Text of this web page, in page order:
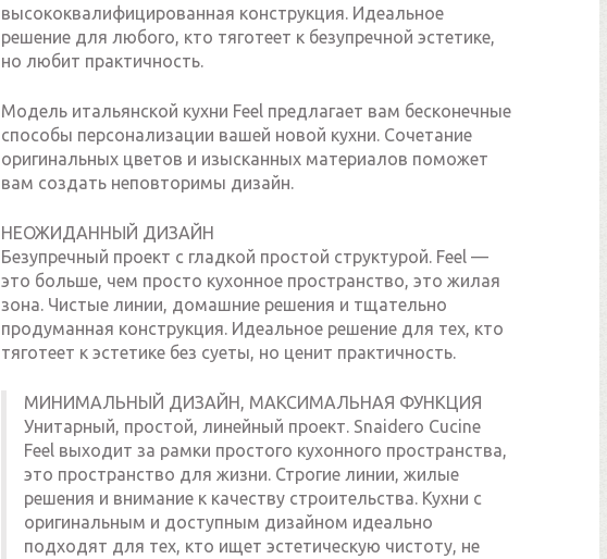
высококвалифицированная конструкция. Идеальное
решение для любого, кто тяготеет к безупречной эстетике,
но любит практичность.
Модель итальянской кухни Feel предлагает вам бесконечные
способы персонализации вашей новой кухни. Сочетание
оригинальных цветов и изысканных материалов поможет
вам создать неповторимы дизайн.
НЕОЖИДАННЫЙ ДИЗАЙН
Безупречный проект с гладкой простой структурой. Feel —
это больше, чем просто кухонное пространство, это жилая
зона. Чистые линии, домашние решения и тщательно
продуманная конструкция. Идеальное решение для тех, кто
тяготеет к эстетике без суеты, но ценит практичность.
МИНИМАЛЬНЫЙ ДИЗАЙН, МАКСИМАЛЬНАЯ ФУНКЦИЯ
Унитарный, простой, линейный проект. Snaidero Cucine
Feel выходит за рамки простого кухонного пространства,
это пространство для жизни. Строгие линии, жилые
решения и внимание к качеству строительства. Кухни с
оригинальным и доступным дизайном идеально
подходят для тех, кто ищет эстетическую чистоту, не